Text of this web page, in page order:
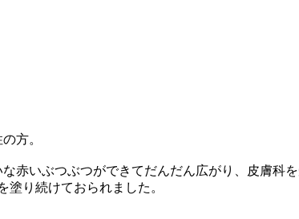
方。
赤いぶつぶつができてだんだん広がり、皮膚科
塗り続けておられました。